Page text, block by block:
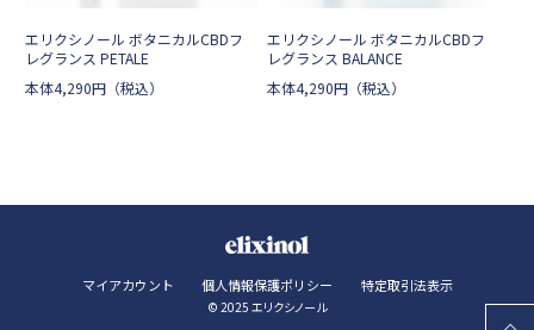
エリクシノール ボタニカルCBDフ
レグランス PETALE
本体4,290円 （税込）
エリクシノール ボタニカルCBDフ
レグランス BALANCE
本体4,290円（税込）
マイアカウント 個人情報保護ポリシー 特定取引法表示
© 2025 エリクシノール